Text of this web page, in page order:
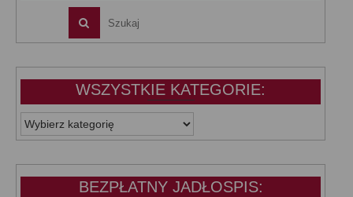
WSZYSTKIE KATEGORIE:
WSZYSTKIE
KATEGORIE:
BEZPŁATNY JADŁOSPIS: